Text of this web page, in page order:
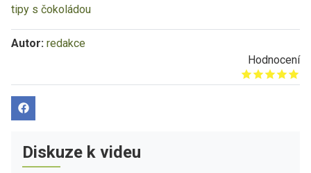
tipy s čokoládou
Autor: redakce
Hodnocení
Give it 1/5
Give it 2/5
Give it 3/5
Give it 4/5
Give it 5/5
Diskuze k videu